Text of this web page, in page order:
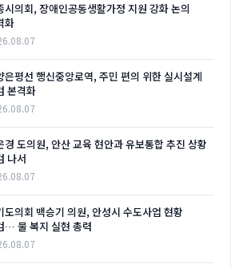
시의회, 장애인공동생활가정 지원 강화 논의
화
은평선 행신중앙로역, 주민 편의 위한 실시설계
본격화
경 도의원, 안산 교육 현안과 유보통합 추진 상황
나서
도의회 백승기 의원, 안성시 수도사업 현황
… 물 복지 실현 총력